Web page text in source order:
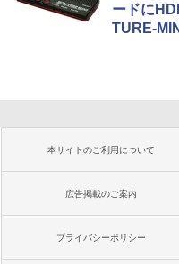
ードに
TURE-
本サイトのご利用について
広告掲載のご案内
プライバシーポリシー